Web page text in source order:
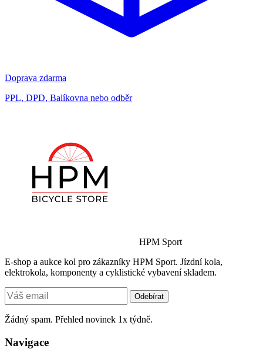
Doprava zdarma
PPL, DPD, Balíkovna nebo odběr
HPM Sport
E-shop a aukce kol pro zákazníky HPM Sport. Jízdní kola,
elektrokola, komponenty a cyklistické vybavení skladem.
Odebírat
Žádný spam. Přehled novinek 1x týdně.
Navigace